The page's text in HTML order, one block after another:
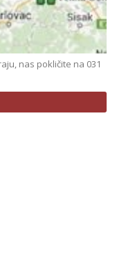
nas pokličite na 031